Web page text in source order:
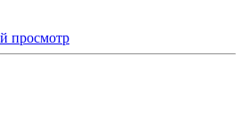
просмотр